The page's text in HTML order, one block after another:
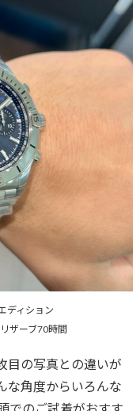
ディション
ザーブ70時間
目の写真との違いが
な角度からいろんな